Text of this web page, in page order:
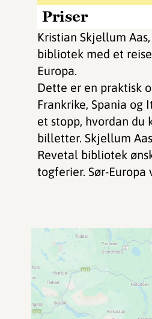
Priser
Kristian Skjellum
bibliotek med et
Europa.
Dette er en praktisk
Frankrike, Spania
et stopp, hvordan du
billetter. Skjellum
Revetal bibliotek
togferier. Sør-